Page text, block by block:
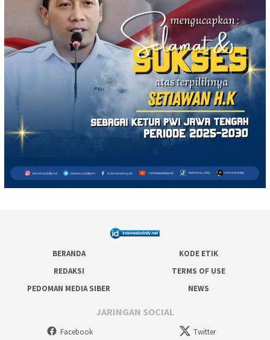
BERANDA
KODE ETIK
REDAKSI
TERMS OF USE
PEDOMAN MEDIA SIBER
NEWS
JARINGAN SOCIAL
Facebook Twitter